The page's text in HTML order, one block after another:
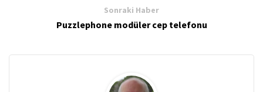
Sonraki Haber
Puzzlephone modüler cep telefonu